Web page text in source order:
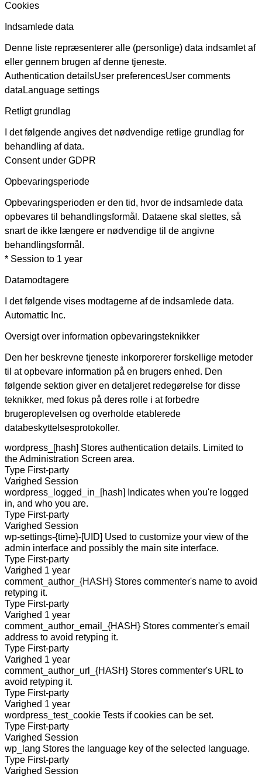
Cookies
Indsamlede data
Denne liste repræsenterer alle (personlige) data indsamlet af
eller gennem brugen af denne tjeneste.
Authentication detailsUser preferencesUser comments
data Language settings
Retligt grundlag
I det følgende angives det nødvendige retlige grundlag for
behandling af data.
Consent under GDPR
Opbevaringsperiode
Opbevaringsperioden er den tid, hvor de indsamlede data
opbevares til behandlingsformål. Dataene skal slettes, så
snart de ikke længere er nødvendige til de angivne
behandlingsformål.
* Session to 1 year
Datamodtagere
I det følgende vises modtagerne af de indsamlede data.
Automattic Inc.
Oversigt over information opbevaringsteknikker
Den her beskrevne tjeneste inkorporerer forskellige metoder
til at opbevare information på en brugers enhed. Den
følgende sektion giver en detaljeret redegørelse for disse
teknikker, med fokus på deres rolle i at forbedre
brugeroplevelsen og overholde etablerede
databeskyttelsesprotokoller.
wordpress_[hash] Stores authentication details. Limited to
the Administration Screen area.
Type First-party
Varighed Session
wordpress_logged_in_[hash]
Indicates when you're logged
in, and who you are.
Type First-party
Varighed Session
wp-settings-{time}-[UID] Used to customize your view of the
admin interface and possibly the main site interface.
Type First-party
Varighed 1 year
comment_author_{HASH} Stores commenter's name to avoid
retyping it.
Type First-party
Varighed 1 year
comment_author_email_{HASH} Stores commenter's email
address to avoid retyping it.
Type First-party
Varighed 1 year
comment_author_url_{HASH} Stores commenter's URL to
avoid retyping it.
Type First-party
Varighed 1 year
wordpress_test_cookie Tests if cookies can be set.
Type First-party
Varighed Session
wp_lang Stores the language key of the selected language.
Type First-party
Varighed Session